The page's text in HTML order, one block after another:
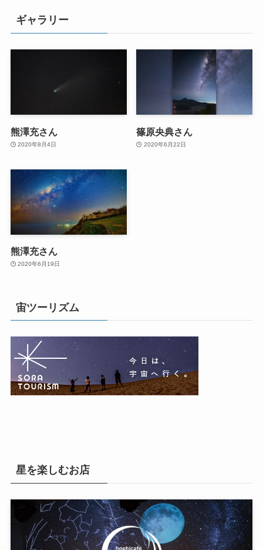
ギャラリー
熊澤充さん
2020年8月4日
篠原央典さん
2020年6月22日
熊澤充さん
2020年6月19日
宙ツーリズム
星を楽しむお店